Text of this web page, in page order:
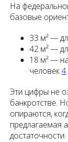
На
базовые
33 м² —
42 м² —
18 м² —
человек4.
Эти цифры не
банкротстве.
опираются,
предлагаемая
достаточности.